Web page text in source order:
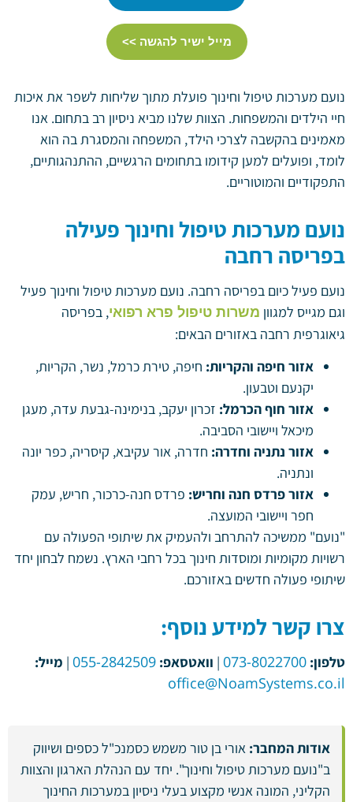
מייל ישיר להגשה >>
נועם מערכות טיפול וחינוך פועלת מתוך שליחות לשפר את איכות
חיי הילדים והמשפחות. הצוות שלנו מביא ניסיון רב בתחום. אנו
מאמינים בהקשבה לצרכי הילד, המשפחה והמסגרת בה הוא
לומד, ופועלים למען קידומו בתחומים הרגשיים, ההתנהגותיים,
התפקודיים והמוטוריים.
נועם מערכות טיפול וחינוך פעילה
בפריסה רחבה
נועם פעיל כיום בפריסה רחבה. נועם מערכות טיפול וחינוך פעיל
וגם מגייס למגוון משרות טיפול פרא רפואי, בפריסה
גיאוגרפית רחבה באזורים הבאים:
אזור חיפה והקריות: חיפה, טירת כרמל, נשר, הקריות,
יקנעם וטבעון.
אזור חוף הכרמל: זכרון יעקב, בנימינה-גבעת עדה, מעגן
מיכאל ויישובי הסביבה.
אזור נתניה וחדרה: חדרה, אור עקיבא, קיסריה, כפר יונה
ונתניה.
אזור פרדס חנה וחריש: פרדס חנה-כרכור, חריש, עמק
חפר ויישובי המועצה.
"נועם" ממשיכה להתרחב ולהעמיק את שיתופי הפעולה עם
רשויות מקומיות ומוסדות חינוך בכל רחבי הארץ. נשמח לבחון יחד
שיתופי פעולה חדשים באזורכם.
צרו קשר למידע נוסף:
טלפון: 073-8022700
| וואטסאפ: 055-2842509
| מייל:
office@NoamSystems.co.il
אודות המחבר: אורי בן טור משמש כסמנכ"ל כספים ושיווק
ב"נועם מערכות טיפול וחינוך". יחד עם הנהלת הארגון והצוות
הקליני, המונה אנשי מקצוע בעלי ניסיון במערכות החינוך